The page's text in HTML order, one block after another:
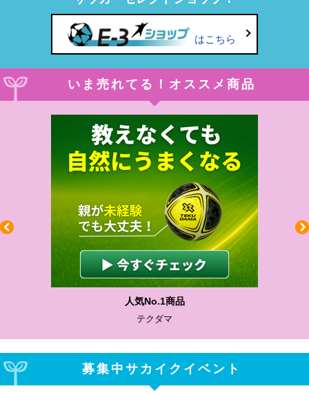
はこちら
いま売れてる！オススメ商品
わかりやすい質問に沿って書ける
サカイクサッカーノート
募集中サカイクイベント